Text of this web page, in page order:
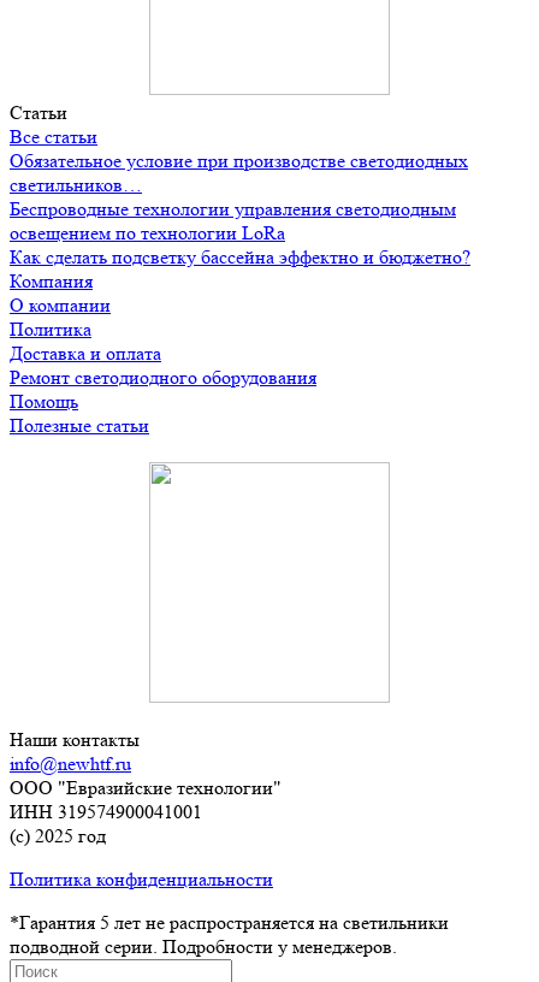
Статьи
Все статьи
Обязательное условие при производстве светодиодных
светильников…
Беспроводные технологии управления светодиодным
освещением по технологии LoRa
Как сделать подсветку бассейна эффектно и бюджетно?
Компания
О компании
Политика
Доставка и оплата
Ремонт светодиодного оборудования
Помощь
Полезные статьи
Наши контакты
info@newhtf.ru
ООО "Евразийские технологии"
ИНН 319574900041001
(с) 2025 год
Политика конфиденциальности
*Гарантия 5 лет не распространяется на светильники
подводной серии. Подробности у менеджеров.